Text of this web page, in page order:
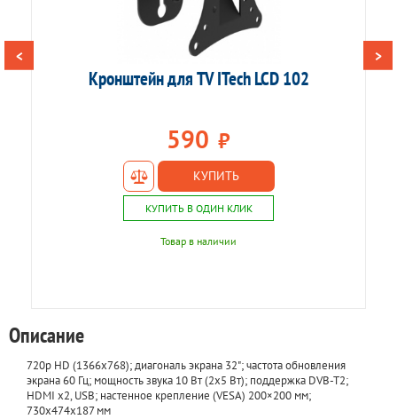
Кронштейн для TV ITech LCD 102
590 ₽
КУПИТЬ
КУПИТЬ В ОДИН КЛИК
Товар в наличии
< >
Описание
720p HD (1366x768); диагональ экрана 32"; частота обновления
экрана 60 Гц; мощность звука 10 Вт (2х5 Вт); поддержка DVB-T2;
HDMI x2, USB; настенное крепление (VESA) 200×200 мм;
730x474x187 мм